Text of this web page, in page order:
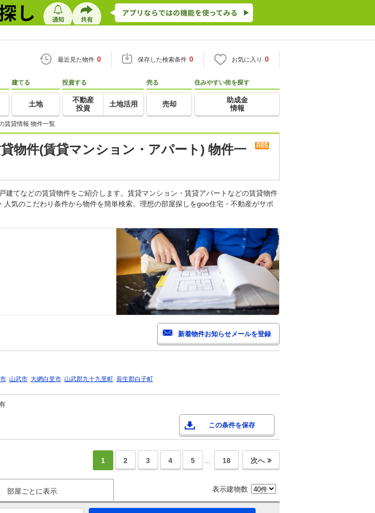
最近見た物件 0 保存した検索条件 0 お気に入り 0
建てる
土地
投資する
不動産
投資
土地活用
売る
売却
住みやすい街を探す
助成金
情報
賃貸情報 物件一覧
物件(賃貸マンション・アパート) 物件一
てなどの賃貸物件をご紹介します。賃貸マンション・賃貸アパートなどの賃貸物件
気のこだわり条件から物件を簡単検索。理想の部屋探しをgoo住宅・不動産がサポ
山武市 大網白里市 山武郡九十九里町 長生郡白子町
この条件を保存
1 2 3 4 5 … 18 次へ
部屋ごとに表示 表示建物数